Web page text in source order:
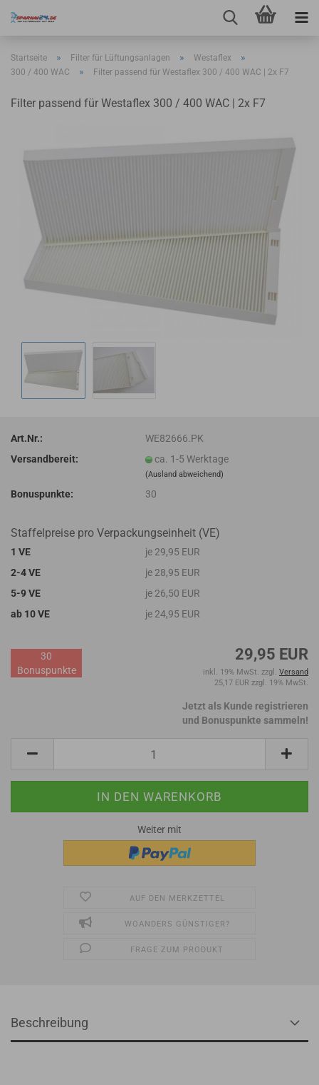
Startseite » Filter für Lüftungsanlagen » Westaflex »
300 / 400 WAC » Filter passend für Westaflex 300 / 400 WAC | 2x F7
Filter passend für Westaflex 300 / 400 WAC | 2x F7
Art.Nr.:
WE82666.PK
Versandbereit:
ca. 1-5 Werktage
(Ausland abweichend)
Bonuspunkte: 30
Staffelpreise pro Verpackungseinheit (VE)
1 VE
je 29,95 EUR
2-4 VE
je 28,95 EUR
5-9 VE
je 26,50 EUR
ab 10 VE
je 24,95 EUR
29,95 EUR
inkl. 19% MwSt. zzgl. Versand
25,17 EUR zzgl. 19% MwSt.
30
Bonuspunkte
Jetzt als Kunde registrieren
und Bonuspunkte sammeln!
Weiter mit
AUF DEN MERKZETTEL
WOANDERS GÜNSTIGER?
FRAGE ZUM PRODUKT
Beschreibung